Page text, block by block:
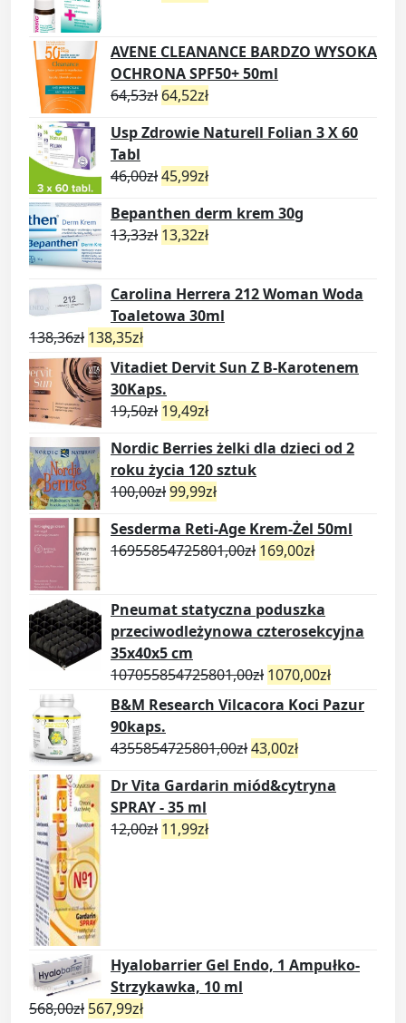
AVENE CLEANANCE BARDZO WYSOKA
OCHRONA SPF50+ 50ml
64,53zł 64,52zł
Usp Zdrowie Naturell Folian 3 X 60
Tabl
46,00zł45,99zł
Bepanthen derm krem 30g
13,33zł 13,32zł
Carolina Herrera 212 Woman Woda
Toaletowa 30ml
138,36zł 138,35zł
Vitadiet Dervit Sun Z B-Karotenem
30Kaps.
19,50zł 19,49zł
Nordic Berries żelki dla dzieci od 2
roku życia 120 sztuk
100,00zł99,99zł
Sesderma Reti-Age Krem-Żel 50ml
16955854725801,00zł 169,00zł
Pneumat statyczna poduszka
przeciwodleżynowa czterosekcyjna
35x40x5 cm
107055854725801,00zł 1070,00zł
B&M Research Vilcacora Koci Pazur
90kaps.
4355854725801,00zł43,00zł
Dr Vita Gardarin miód&cytryna
SPRAY - 35 ml
12,00zł 11,99zł
Hyalobarrier Gel Endo, 1 Ampułko-
Strzykawka, 10 ml
568,00zł 567,99zł